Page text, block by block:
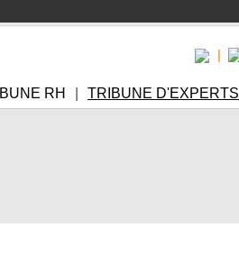
RH TRIBUNE D'EXPERTS